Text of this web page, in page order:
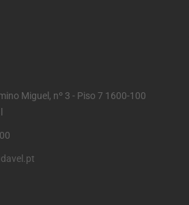
Miguel, nº 3 - Piso 7 1600-100